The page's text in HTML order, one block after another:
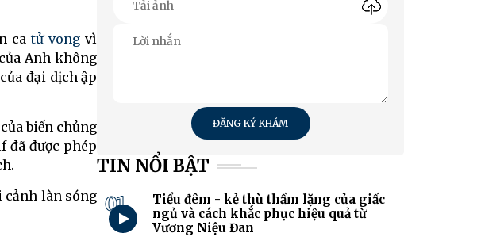
catử vong vì
Anh không
đại dịch ập
biến chủng
đã được phép
cảnh làn sóng
ĐĂNG KÝ KHÁM
TIN NỔI BẬT
01
Tiểu đêm - kẻ thù thầm lặng của giấc
ngủ và cách khắc phục hiệu quả từ
Vương Niệu Đan